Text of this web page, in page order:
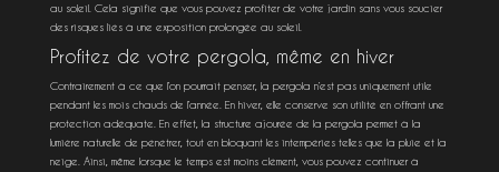
au soleil. Cela signifie que vous pouvez profiter de votre jardin sans vous soucier
des risques liés à une exposition prolongée au soleil.
Profitez de votre pergola, même en hiver
Contrairement à ce que l’on pourrait penser, la pergola n’est pas uniquement utile
pendant les mois chauds de l’année. En hiver, elle conserve son utilité en offrant une
protection adéquate. En effet, la structure ajourée de la pergola permet à la
lumière naturelle de pénétrer, tout en bloquant les intempéries telles que la pluie et la
neige. Ainsi, même lorsque le temps est moins clément, vous pouvez continuer à